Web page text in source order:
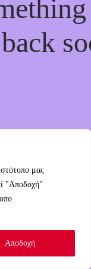
μας
"Αποδοχή"
Αποδοχή